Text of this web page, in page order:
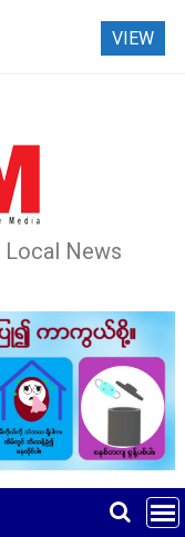
Local News
VIEW